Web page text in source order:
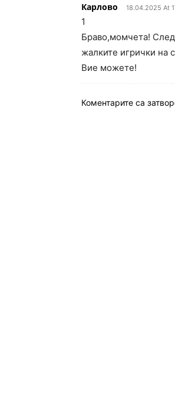
Карлово 18.04.2025 At
1
Браво,момчета!
жалките игрички на
Вие можете!
Коментарите са